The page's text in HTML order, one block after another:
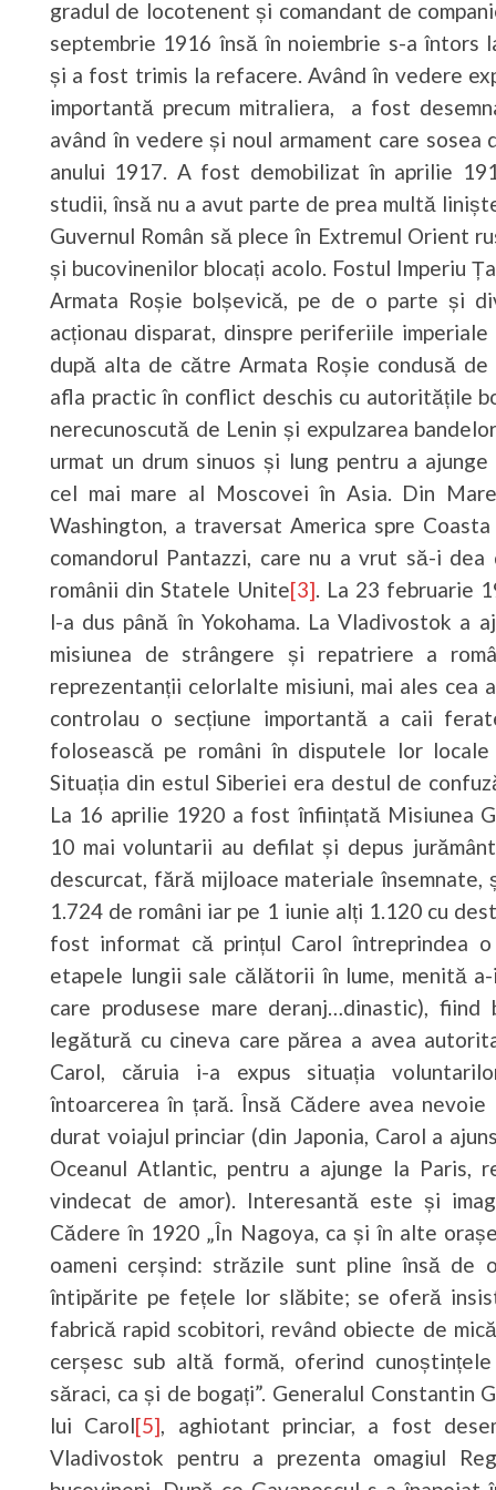
gradul de locotenent și comandant de
septembrie 1916 însă în noiembrie s-a
și a fost trimis la refacere. Având în vedere
importantă precum mitraliera, a fost
având în vedere și noul armament care
anului 1917. A fost demobilizat în aprilie
studii, însă nu a avut parte de prea multă
Guvernul Român să plece în Extremul Orient
și bucovinenilor blocați acolo. Fostul Imperiu
Armata Roșie bolșevică, pe de o parte și
acționau disparat, dinspre periferiile
după alta de către Armata Roșie condusă
afla practic în conflict deschis cu autoritățile
nerecunoscută de Lenin și expulzarea
urmat un drum sinuos și lung pentru a
cel mai mare al Moscovei în Asia. Din
Washington, a traversat America spre
comandorul Pantazzi, care nu a vrut să-i
românii din Statele Unite[3]. La 23 februarie
l-a dus până în Yokohama. La Vladivostok a
misiunea de strângere și repatriere a
reprezentanții celorlalte misiuni, mai ales cea
controlau o secțiune importantă a caii
folosească pe români în disputele lor
Situația din estul Siberiei era destul de
La 16 aprilie 1920 a fost înființată Misiunea
10 mai voluntarii au defilat și depus
descurcat, fără mijloace materiale
1.724 de români iar pe 1 iunie alți 1.120 cu
fost informat că prințul Carol întreprindea
etapele lungii sale călătorii în lume, menită
care produsese mare deranj…dinastic),
legătură cu cineva care părea a avea
Carol, căruia i-a expus situația
întoarcerea în țară. Însă Cădere avea
durat voiajul princiar (din Japonia, Carol a
Oceanul Atlantic, pentru a ajunge la Paris,
vindecat de amor). Interesantă este și
Cădere în 1920 „În Nagoya, ca și în alte
oameni cerșind: străzile sunt pline însă de
întipărite pe fețele lor slăbite; se oferă
fabrică rapid scobitori, revând obiecte de
cerșesc sub altă formă, oferind
săraci, ca și de bogați”. Generalul
lui Carol[5], aghiotant princiar, a fost
Vladivostok pentru a prezenta omagiul